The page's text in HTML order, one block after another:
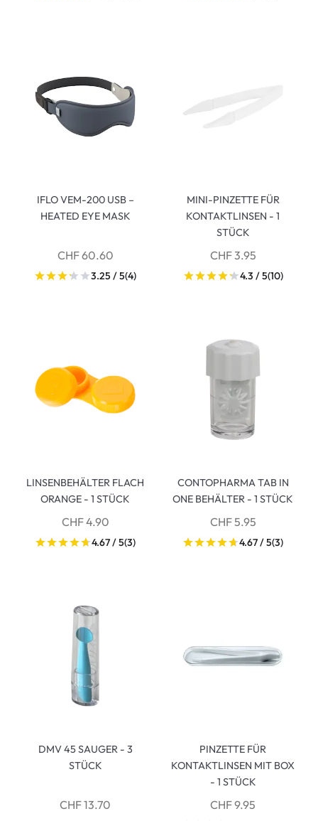
IFLO VEM-200 USB –
HEATED EYE MASK
CHF 60.60
3.25 / 5(4)
MINI-PINZETTE FÜR
KONTAKTLINSEN - 1
STÜCK
CHF 3.95
4.3 / 5(10)
LINSENBEHÄLTER FLACH
ORANGE - 1 STÜCK
CHF 4.90
4.67 / 5(3)
CONTOPHARMA TAB IN
ONE BEHÄLTER - 1 STÜCK
CHF 5.95
4.67 / 5(3)
DMV 45 SAUGER - 3
STÜCK
CHF 13.70
PINZETTE FÜR
KONTAKTLINSEN MIT BOX
- 1 STÜCK
CHF 9.95